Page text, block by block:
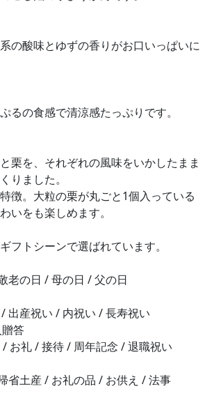
の酸味とゆずの香りがお口いっぱいに
るの食感で清涼感たっぷりです。
栗を、それぞれの風味をいかしたまま
りました。
徴。大粒の栗が丸ごと1個入っている
いをも楽しめます。
フトシーンで選ばれています。
老の日 / 母の日 / 父の日
出産祝い / 内祝い / 長寿祝い
答
お礼 / 接待 / 周年記念 / 退職祝い
省土産 / お礼の品 / お供え / 法事